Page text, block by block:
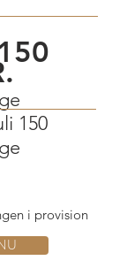
150
i provision